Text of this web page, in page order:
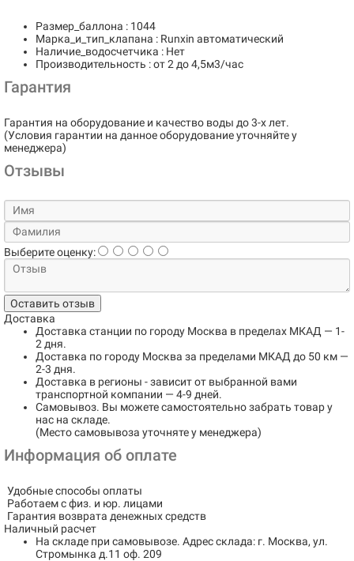
Размер_баллона : 1044
Марка_и_тип_клапана : Runxin автоматический
Наличие_водосчетчика : Нет
Производительность : от 2 до 4,5м3/час
Гарантия
Гарантия на оборудование и качество воды до 3-х лет.
(Условия гарантии на данное оборудование уточняйте у
менеджера)
Отзывы
Выберите оценку:
Оставить отзыв
Доставка
Доставка станции по городу Москва в пределах МКАД — 1-
2 дня.
Доставка по городу Москва за пределами МКАД до 50 км —
2-3 дня.
Доставка в регионы - зависит от выбранной вами
транспортной компании — 4-9 дней.
Самовывоз. Вы можете самостоятельно забрать товар у
нас на складе.
(Место самовывоза уточняте у менеджера)
Информация об оплате
Удобные способы оплаты
Работаем с физ. и юр. лицами
Гарантия возврата денежных средств
Наличный расчет
На складе при самовывозе. Адрес склада: г. Москва, ул.
Стромынка д.11 оф. 209